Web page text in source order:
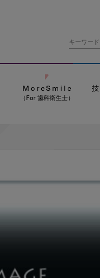
MoreSmile
（For 歯科衛生士）